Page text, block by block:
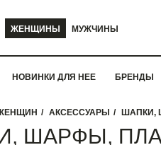
ЖЕНЩИНЫ МУЖЧИНЫ
НОВИНКИ ДЛЯ НЕЕ БРЕНДЫ
АКСЕССУАРЫ ШАПКИ,
ШАРФЫ,